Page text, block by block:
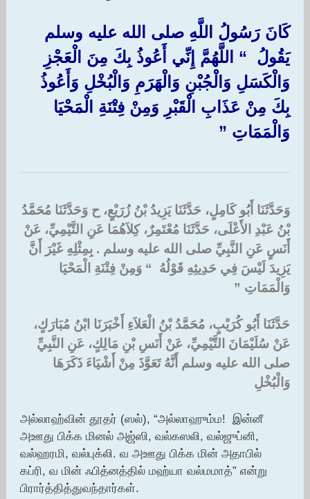
كَانَ رَسُولُ اللَّهِ صلى الله عليه وسلم
يَقُولُ ‏ “‏ اللَّهُمَّ إِنِّي أَعُوذُ بِكَ مِنَ الْعَجْزِ
وَالْكَسَلِ وَالْجُبْنِ وَالْهَرَمِ وَالْبُخْلِ وَأَعُوذُ
بِكَ مِنْ عَذَابِ الْقَبْرِ وَمِنْ فِتْنَةِ الْمَحْيَا
وَالْمَمَاتِ ‏”‏
وَحَدَّثَنَا أَبُو كَامِلٍ، حَدَّثَنَا يَزِيدُ بْنُ زُرَيْعٍ، ح وَحَدَّثَنَا مُحَمَّدُ
بْنُ عَبْدِ الأَعْلَى، حَدَّثَنَا مُعْتَمِرٌ، كِلاَهُمَا عَنِ التَّيْمِيِّ، عَنْ
أَنَسٍ عَنِ النَّبِيِّ صلى الله عليه وسلم ‏.‏ بِمِثْلِهِ غَيْرَ أَنَّ
يَزِيدَ لَيْسَ فِي حَدِيثِهِ قَوْلُهُ ‏ “‏ وَمِنْ فِتْنَةِ الْمَحْيَا
وَالْمَمَاتِ ‏”‏
حَدَّثَنَا أَبُو كُرَيْبٍ، مُحَمَّدُ بْنُ الْعَلاَءِ أَخْبَرَنَا ابْنُ مُبَارَكٍ،
عَنْ سُلَيْمَانَ التَّيْمِيِّ، عَنْ أَنَسِ بْنِ مَالِكٍ، عَنِ النَّبِيِّ
صلى الله عليه وسلم أَنَّهُ تَعَوَّذَ مِنْ أَشْيَاءَ ذَكَرَهَا
وَالْبُخْلِ
அல்லாஹ்வின் தூதர் (ஸல்), “அல்லாஹும்ம! இன்னீ
அஊது பிக்க மினல் அஜ்ஸி, வல்கஸலி, வல்ஜுப்னி,
வல்ஹரமி, வல்புக்லி. வ அஊது பிக்க மின் அதாபில்
கப்ரி, வ மின் ஃபித்னத்தில் மஹ்யா வல்மமாத்” என்று
பிரார்த்தித்துவந்தார்கள்.